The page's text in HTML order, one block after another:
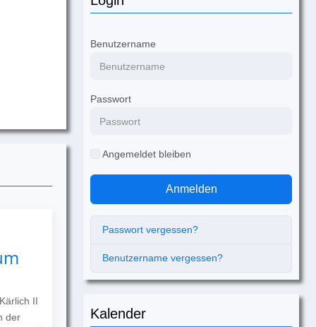
II
der
Benutzername
Passwort
Angemeldet bleiben
Anmelden
Passwort vergessen?
Benutzername vergessen?
Kalender